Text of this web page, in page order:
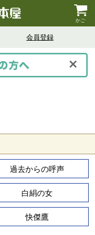
かご
会員登録
過去からの呼声
白絹の女
快傑鷹